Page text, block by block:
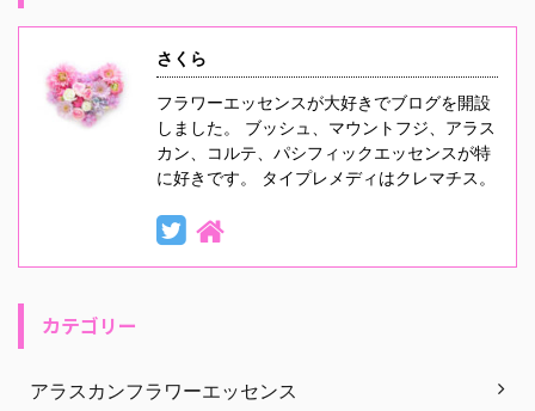
さくら
フラワーエッセンスが大好きでブログを開設
しました。 ブッシュ、マウントフジ、アラス
カン、コルテ、パシフィックエッセンスが特
に好きです。 タイプレメディはクレマチス。
カテゴリー
アラスカンフラワーエッセンス